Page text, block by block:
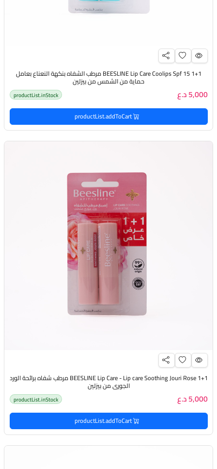
BEESLINE Lip Care Coolips Spf 15 1+1 مرطب الشفاه بنكهة النعناع بعامل
حماية من الشمس من بيزلين
5,000 د.ع productList.inStock
productList.addToCart
BEESLINE Lip Care - Lip care Soothing Jouri Rose 1+1 مرطب شفاه برائحة الورد
الجوري من بيزلين
5,000 د.ع productList.inStock
productList.addToCart